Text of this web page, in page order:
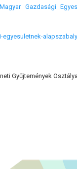
Gazdasági
Gyűjtemények